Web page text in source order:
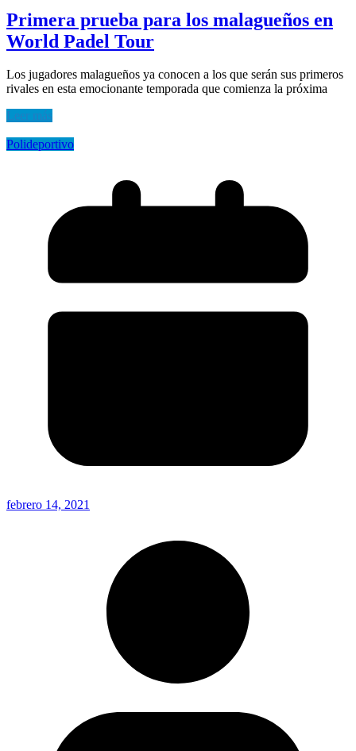
Primera prueba para los malagueños en
World Padel Tour
Los jugadores malagueños ya conocen a los que serán sus primeros
rivales en esta emocionante temporada que comienza la próxima
Leer más
Polideportivo
febrero 14, 2021